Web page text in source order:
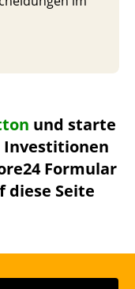
und starte
Investitionen
Formular
Seite